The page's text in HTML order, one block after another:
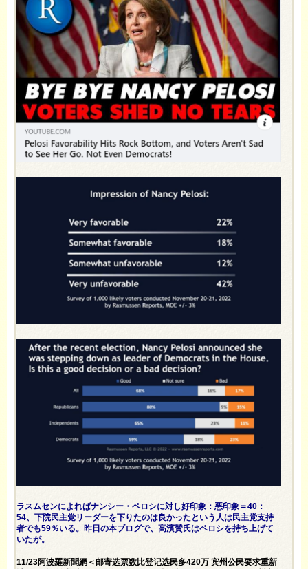
ラスムセンによればナンシー・ペロシに対し好印象：悪印象＝40：
54、下院民主党リーダーを下りたのは良かったという人は民主党支持
者でも59％いる。昨日の本ブログで、高濱賛氏はペロシを持ち上げて
いたが。
11/23阿波羅新聞網＜邮寄选票数比登记选民多420万 宾州公民要求重新